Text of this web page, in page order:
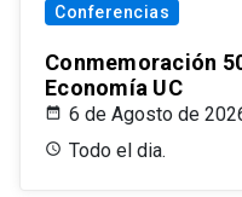
Conferencias
Conmemoración
Economía UC
6 de Agosto de
Todo el dia.